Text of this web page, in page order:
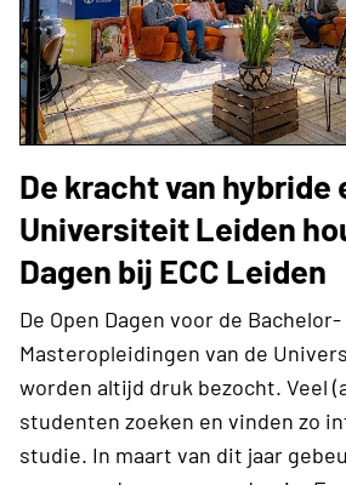
De kracht van hybride
Universiteit Leiden
Dagen bij ECC Leiden
De Open Dagen voor de Bachelor-
Masteropleidingen van de
worden altijd druk bezocht. Veel
studenten zoeken en vinden zo
studie. In maart van dit jaar